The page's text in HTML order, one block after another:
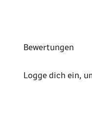
Bewertungen
Logge dich ein,